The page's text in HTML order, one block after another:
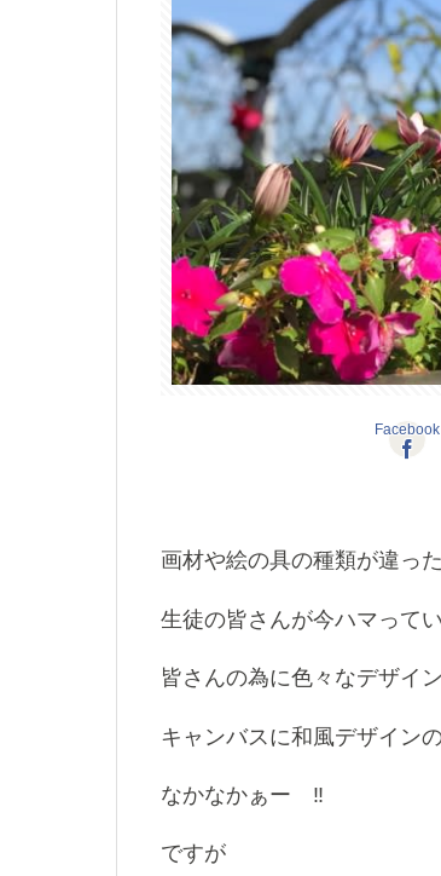
Facebook
画材や絵の具の種類が違っ
生徒の皆さんが今ハマって
皆さんの為に色々なデザイ
キャンバスに和風デザインの
なかなかぁー ‼️
ですが